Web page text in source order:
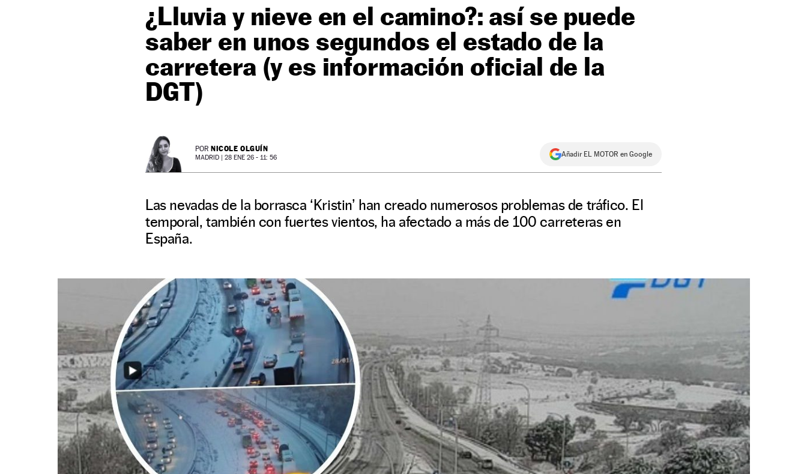
¿Lluvia y nieve en el camino?: así se puede
saber en unos segundos el estado de la
carretera (y es información oficial de la
DGT)
POR NICOLE OLGUÍN
MADRID | 28 ENE 26 - 11: 56 Añadir EL MOTOR en Google
Las nevadas de la borrasca ‘Kristin’ han creado numerosos problemas de tráfico. El
temporal, también con fuertes vientos, ha afectado a más de 100 carreteras en
España.